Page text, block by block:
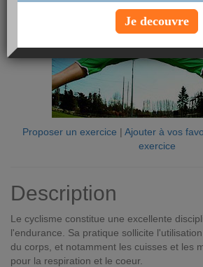
Proposer un exercice | Ajouter à vos
exercice
Description
Le cyclisme constitue une excellente
l'endurance. Sa pratique sollicite
du corps, et notamment les cuisses et les
pour la respiration et le coeur.
Je decouvre